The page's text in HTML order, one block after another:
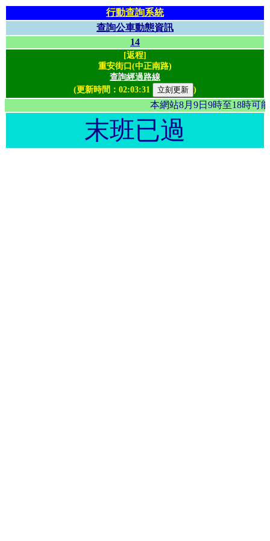
行動查詢系統
查詢公車動態資訊
14
[返程]
重安街口(中正南路)
查詢經過路線
(更新時間： 02:03:31 )
本網站8月9日9時至18
末班已過